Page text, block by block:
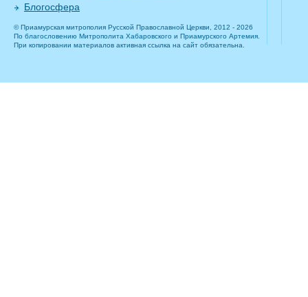
Блогосфера
© Приамурская митрополия Русской Православной Церкви, 2012 - 2026
По благословению Митрополита Хабаровского и Приамурского Артемия.
При копировании материалов активная ссылка на сайт обязательна.